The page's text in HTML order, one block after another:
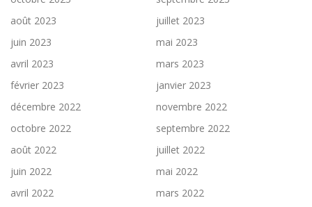
août 2023
juillet 2023
juin 2023
mai 2023
avril 2023
mars 2023
février 2023
janvier 2023
décembre 2022
novembre 2022
octobre 2022
septembre 2022
août 2022
juillet 2022
juin 2022
mai 2022
avril 2022
mars 2022